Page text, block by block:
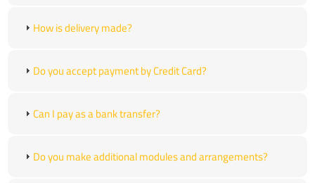
How is delivery made?
Do you accept payment by Credit Card?
Can I pay as a bank transfer?
Do you make additional modules and arrangements?